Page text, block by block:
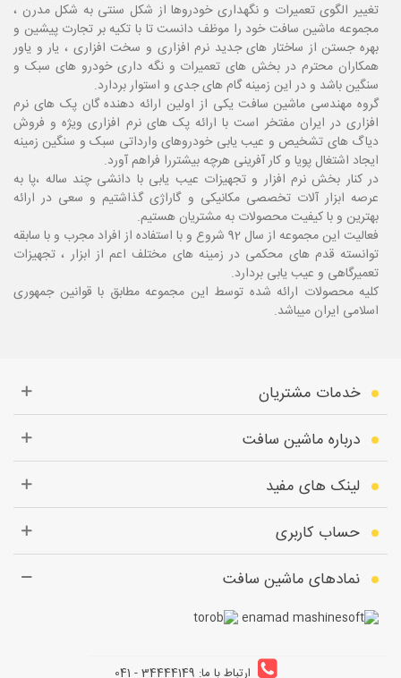
تغییر الگوی تعمیرات و نگهداری خودروها از شکل سنتی به شکل مدرن ،
مجموعه ماشین سافت خود را موظف دانست تا با تکیه بر تجارت پیشین و
بهره جستن از ساختار های جدید نرم افزاری و سخت افزاری ، یار و یاور
همکاران محترم در بخش های تعمیرات و نگه داری خودرو های سبک و
سنگین باشد و در این زمینه گام های جدی و استوار بردارد.
گروه مهندسی ماشین سافت یکی از اولین ارائه دهنده گان پک های نرم
افزاری در ایران مفتخر است با ارائه پک های نرم افزاری ویژه و فروش
دیاگ های تشخیص و عیب یابی خودروهای وارداتی سبک و سنگین زمینه
ایجاد اشتغال پویا و کار آفرینی هرچه بیشتررا فراهم آورد.
در کنار بخش نرم افزار و تجهیزات عیب یابی با دانشی چند ساله ،پا به
عرصه ابزار آلات تخصصی مکانیکی و گاراژی گذاشتیم و سعی در ارائه
بهترین و با کیفیت محصولات به مشتریان هستیم.
فعالیت این مجموعه از سال 92 شروع و با استفاده از افراد مجرب و با سابقه
توانسته قدم های محکمی در زمینه های مختلف اعم از ابزار ، تجهیزات
تعمیرگاهی و عیب یابی بردارد.
کلیه محصولات ارائه شده توسط این مجموعه مطابق با قوانین جمهوری
اسلامی ایران میباشد.
خدمات مشتریان
درباره ماشین سافت
لینک های مفید
حساب کاربری
نمادهای ماشین سافت
ارتباط با ما: 34444149 - 041